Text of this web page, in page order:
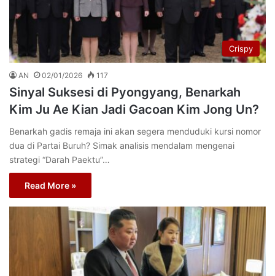
Crispy
AN 02/01/2026 117
Sinyal Suksesi di Pyongyang, Benarkah
Kim Ju Ae Kian Jadi Gacoan Kim Jong Un?
Benarkah gadis remaja ini akan segera menduduki kursi nomor
dua di Partai Buruh? Simak analisis mendalam mengenai
strategi “Darah Paektu”…
Read More »